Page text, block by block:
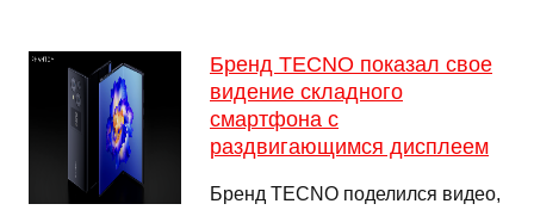
Бренд TECNO показал свое
видение складного
смартфона с
раздвигающимся дисплеем
Бренд TECNO поделился видео,